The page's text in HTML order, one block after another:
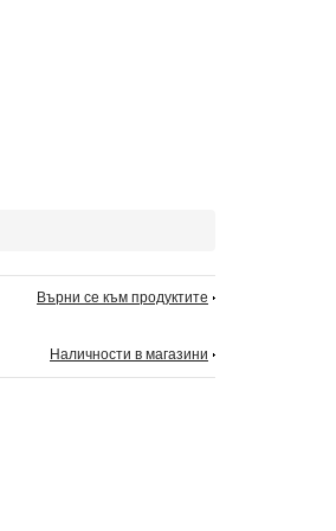
Върни се към продуктите
Наличности в магазини